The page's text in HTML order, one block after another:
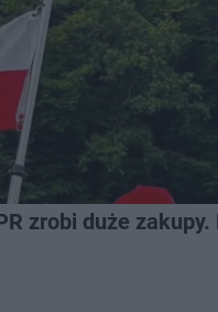
zrobi duże